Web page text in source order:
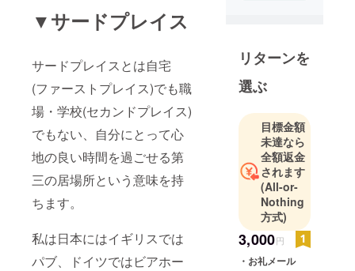
▼サードプレイス
サードプレイスとは自宅
(ファーストプレイス)でも職
場・学校(セカンドプレイス)
でもない、自分にとって心
地の良い時間を過ごせる第
三の居場所という意味を持
ちます。
私は日本にはイギリスでは
パブ、ドイツではビアホー
さい!
リターンを
選ぶ
目標金額
未達なら
全額返金
されます
(All-or-
Nothing
方式)
3,000円
・お礼メール